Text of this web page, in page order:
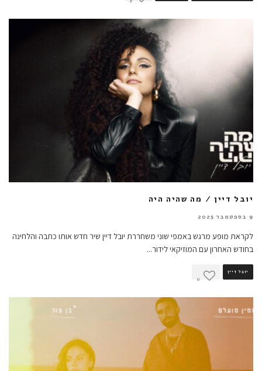
יובל דיין / מה שהיה היה
9 בספטמבר 2025
לקראת מופע מרגש באמפי שוני משחררת יובל דיין שיר חדש אותו כתבה והלחינה
בחודש האחרון עם המוזיקאי לידור...
יובל דיין
0